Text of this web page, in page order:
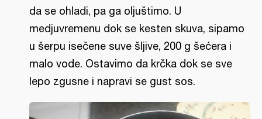
da se ohladi, pa ga oljuštimo. U
medjuvremenu dok se kesten skuva, sipamo
u šerpu isečene suve šljive, 200 g šećera i
malo vode. Ostavimo da krčka dok se sve
lepo zgusne i napravi se gust sos.